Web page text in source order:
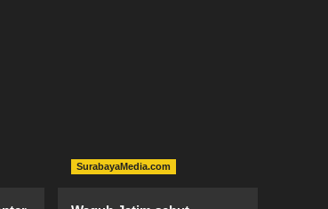
SurabayaMedia.com